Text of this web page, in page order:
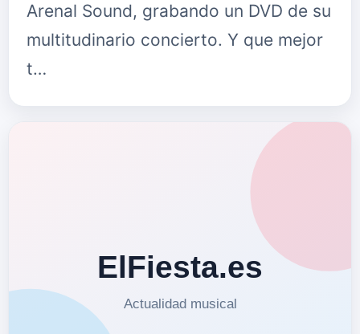
Arenal Sound, grabando un DVD de su
multitudinario concierto. Y que mejor
t…